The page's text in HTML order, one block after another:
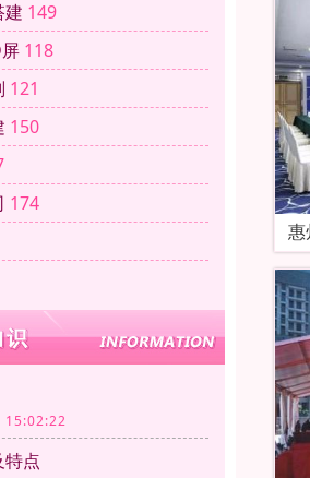
建 149
118
121
150
174
15:02:22
点
惠